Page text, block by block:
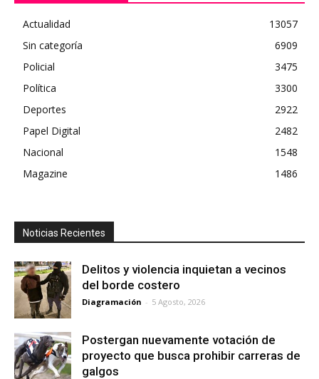
Actualidad
13057
Sin categoría
6909
Policial
3475
Política
3300
Deportes
2922
Papel Digital
2482
Nacional
1548
Magazine
1486
Noticias Recientes
Delitos y violencia inquietan a vecinos
del borde costero
Diagramación - 5 Agosto, 2026
Postergan nuevamente votación de
proyecto que busca prohibir carreras de
galgos